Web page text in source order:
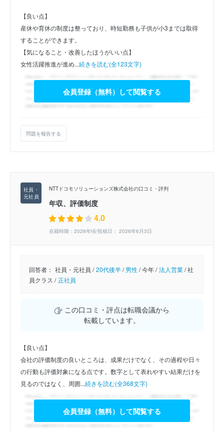
【良い点】
産休や育休の制度は整っており、時短勤務も子供が小3までは取得
することができます。
【気になること・改善したほうがいい点】
女性活躍推進が進め...続きを読む(全123文字)
会員登録（無料）して閲覧する
問題を報告する
NTTドコモソリューションズ株式会社の口コミ・評判
年収、評価制度
4.0
在籍時期：2026年頃/投稿日： 2026年6月3日
回答者： 社員・元社員 / 20代後半/男性/今年 / 法人営業/社
員クラス / 正社員
この口コミ・評点は転職会議から
転載しています。
【良い点】
会社の評価制度の良いところは、成果だけでなく、その過程や日々
の行動も評価対象になる点です。数字として表れやすい結果だけを
見るのではなく、周囲...続きを読む(全368文字)
会員登録（無料）して閲覧する